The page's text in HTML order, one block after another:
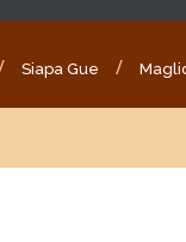
Siapa Gue